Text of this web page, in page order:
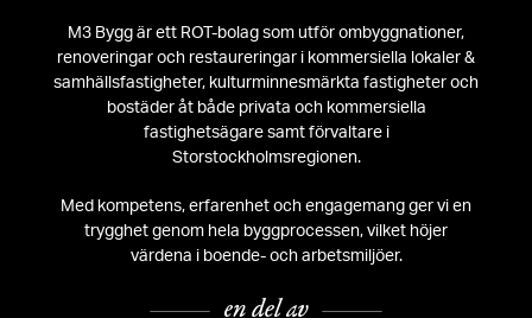
M3 Bygg är ett ROT-bolag som utför ombyggnationer,
renoveringar och restaureringar i kommersiella lokaler &
samhällsfastigheter, kulturminnesmärkta fastigheter och
bostäder åt både privata och kommersiella
fastighetsägare samt förvaltare i
Storstockholmsregionen.
Med kompetens, erfarenhet och engagemang ger vi en
trygghet genom hela byggprocessen, vilket höjer
värdena i boende- och arbetsmiljöer.